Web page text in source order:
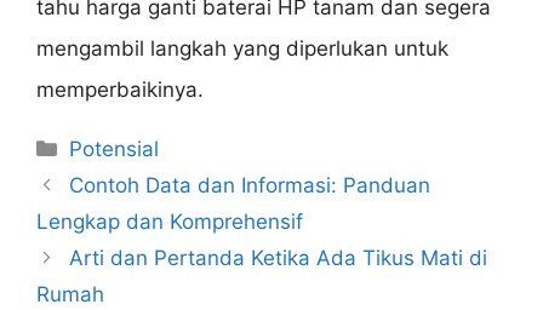
tahu harga ganti baterai HP tanam dan segera
mengambil langkah yang diperlukan untuk
memperbaikinya.
Categories
Potensial
Contoh Data dan Informasi: Panduan
Lengkap dan Komprehensif
Arti dan Pertanda Ketika Ada Tikus Mati di
Rumah